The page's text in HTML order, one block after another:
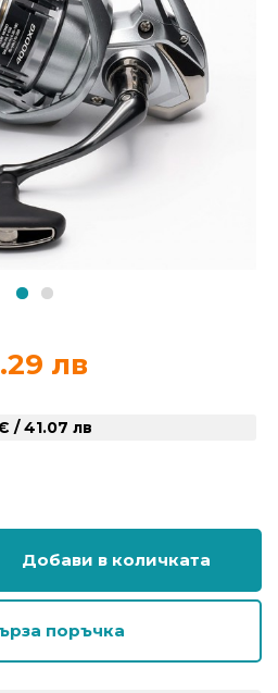
лв
/ 41.07 лв
Добави в количката
поръчка